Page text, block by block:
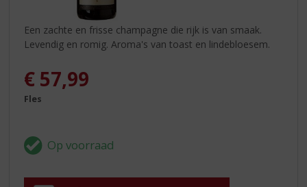
Een zachte en frisse champagne die rijk is van smaak.
Levendig en romig. Aroma's van toast en lindebloesem.
€ 57,99
Fles